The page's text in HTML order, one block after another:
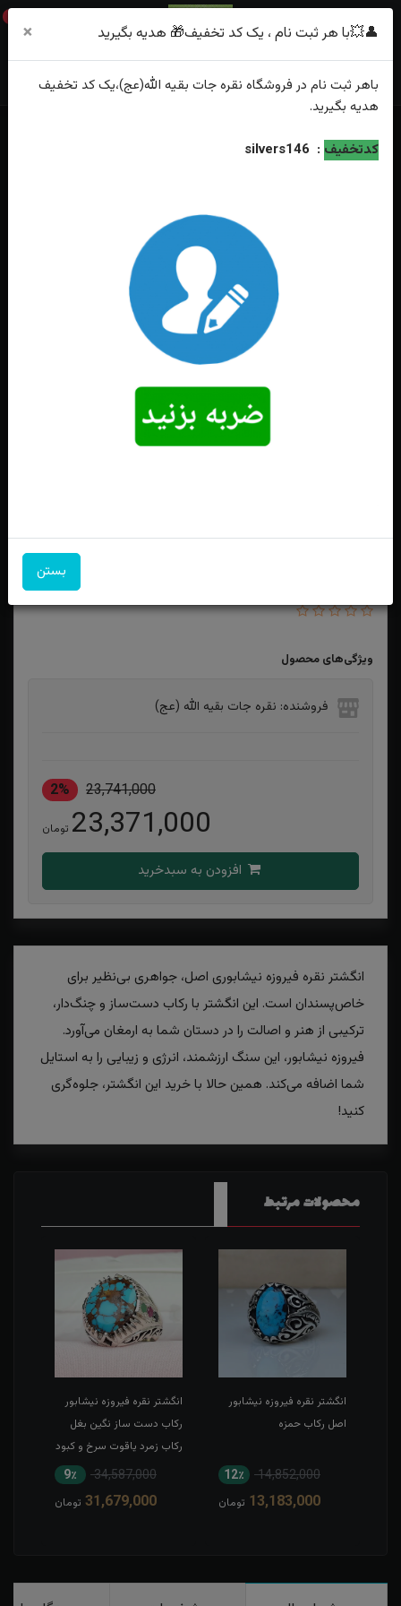
0
خانه
فهرست محصولات
انگشترنقره فیروزه نیشابوری اصل رکاب دست ساز چنگ دار
انگشترنقره فیروزه نیشابوری اصل رکاب دست ساز چنگ دار
ویژگی‌های محصول
فروشنده: نقره جات بقیه الله (عج)
23,741,000
2%
23,371,000 تومان
انگشتر نقره فیروزه نیشابوری اصل، جواهری بی‌نظیر برای
خاص‌پسندان است. این انگشتر با رکاب دست‌ساز و چنگ‌دار،
ترکیبی از هنر و اصالت را در دستان شما به ارمغان می‌آورد.
فیروزه نیشابور، این سنگ ارزشمند، انرژی و زیبایی را به استایل
شما اضافه می‌کند. همین حالا با خرید این انگشتر، جلوه‌گری
کنید!
محصولات مرتبط
انگشتر نقره فیروزه نیشابور
اصل رکاب حمزه
14,852,000 12٪
13,183,000 تومان
انگشتر نقره فیروزه نیشابور
رکاب دست ساز نگین بغل
رکاب زمرد یاقوت سرخ و کبود
34,587,000 9٪
31,679,000 تومان
👤💥با هر ثبت نام ، یک کد تخفیف🎁 هدیه بگیرید ×
باهر ثبت نام در فروشگاه نقره جات بقیه الله(عج)،یک کد تخفیف
هدیه بگیرید.
کدتخفیف :
silvers146
بستن